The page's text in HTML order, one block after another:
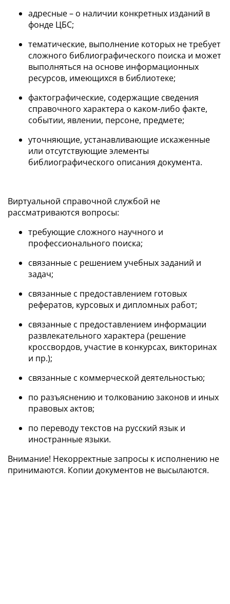
адресные – о наличии конкретных изданий в
фонде ЦБС;
тематические, выполнение которых не требует
сложного библиографического поиска и может
выполняться на основе информационных
ресурсов, имеющихся в библиотеке;
фактографические, содержащие сведения
справочного характера о каком-либо факте,
событии, явлении, персоне, предмете;
уточняющие, устанавливающие искаженные
или отсутствующие элементы
библиографического описания документа.
Виртуальной справочной службой не
рассматриваются вопросы:
требующие сложного научного и
профессионального поиска;
связанные с решением учебных заданий и
задач;
связанные с предоставлением готовых
рефератов, курсовых и дипломных работ;
связанные с предоставлением информации
развлекательного характера (решение
кроссвордов, участие в конкурсах, викторинах
и пр.);
связанные с коммерческой деятельностью;
по разъяснению и толкованию законов и иных
правовых актов;
по переводу текстов на русский язык и
иностранные языки.
Внимание! Некорректные запросы к исполнению не
принимаются. Копии документов не высылаются.